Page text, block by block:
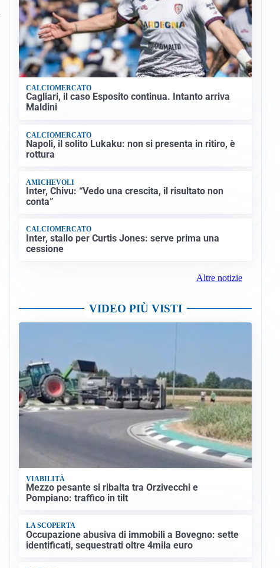
CALCIOMERCATO
Cagliari, il caso Esposito continua. Intanto arriva
Maldini
CALCIOMERCATO
Napoli, il solito Lukaku: non si presenta in ritiro, è
rottura
AMICHEVOLI
Inter, Chivu: “Vedo una crescita, il risultato non
conta”
CALCIOMERCATO
Inter, stallo per Curtis Jones: serve prima una
cessione
Altre notizie
VIDEO PIÙ VISTI
VIABILITÀ
Mezzo pesante si ribalta tra Orzivecchi e
Pompiano: traffico in tilt
LA SCOPERTA
Occupazione abusiva di immobili a Bovegno: sette
identificati, sequestrati oltre 4mila euro